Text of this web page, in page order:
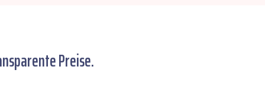
Preise.